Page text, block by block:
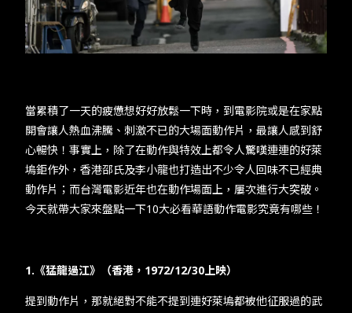
當累積了一天的疲憊想好好放鬆一下時，到電影院或是在家點
開會讓人熱血沸騰、刺激不已的大場面動作片，最讓人感到舒
心暢快！事實上，除了在動作與特效上都令人驚嘆連連的好萊
塢鉅作外，香港邵氏及李小龍也打造出不少令人回味不已經典
動作片；而台灣電影近年也在動作場面上，屢次進行大突破。
今天就帶大家來盤點一下10大必看華語動作電影究竟有哪些！
1.《猛龍過江》（香港，1972/12/30上映）
提到動作片，那就絕對不能不提到連好萊塢都被他征服過的武